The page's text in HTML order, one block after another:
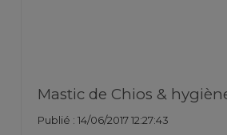
Mastic de Chios &
Publié : 14/06/2017 12:27:43